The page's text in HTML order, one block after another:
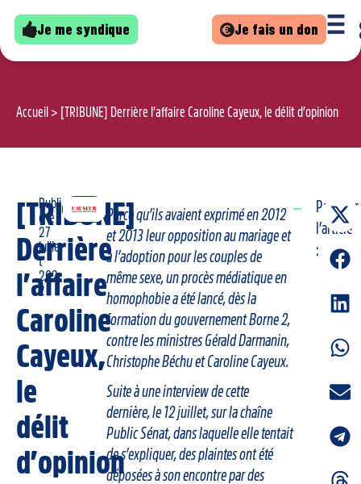
Je me syndique Je fais un don
Accueil > [TRIBUNE] Derrière l’affaire Caroline Cayeux, le délit d’opinion
[TRIBUNE]
Derrière
l’affaire
Caroline
Cayeux,
le
délit
d’opinion
Publi
é le
27
juille
t
202
2
Parce qu’ils avaient exprimé en 2012
et 2013 leur opposition au mariage et
à l’adoption pour les couples de
même sexe, un procès médiatique en
homophobie a été lancé, dès la
formation du gouvernement Borne 2,
contre les ministres Gérald Darmanin,
Christophe Béchu et Caroline Cayeux.
Suite à une interview de cette
dernière, le 12 juillet, sur la chaîne
Public Sénat, dans laquelle elle tentait
de s’expliquer, des plaintes ont été
déposées à son encontre par des
Partager
l’article
: